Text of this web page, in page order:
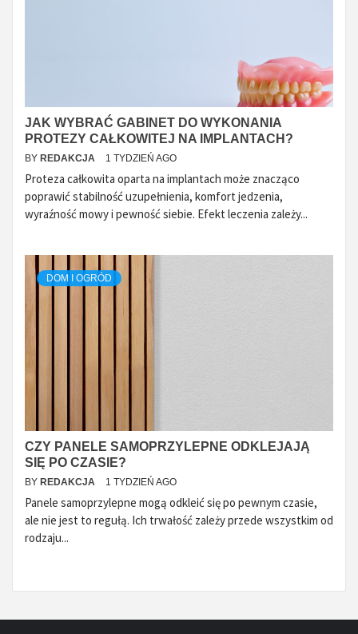
JAK WYBRAĆ GABINET DO WYKONANIA
PROTEZY CAŁKOWITEJ NA IMPLANTACH?
BY REDAKCJA 1 TYDZIEŃ AGO
Proteza całkowita oparta na implantach może znacząco
poprawić stabilność uzupełnienia, komfort jedzenia,
wyraźność mowy i pewność siebie. Efekt leczenia zależy...
DOM I OGRÓD
CZY PANELE SAMOPRZYLEPNE ODKLEJAJĄ
SIĘ PO CZASIE?
BY REDAKCJA 1 TYDZIEŃ AGO
Panele samoprzylepne mogą odkleić się po pewnym czasie,
ale nie jest to regułą. Ich trwałość zależy przede wszystkim od
rodzaju...